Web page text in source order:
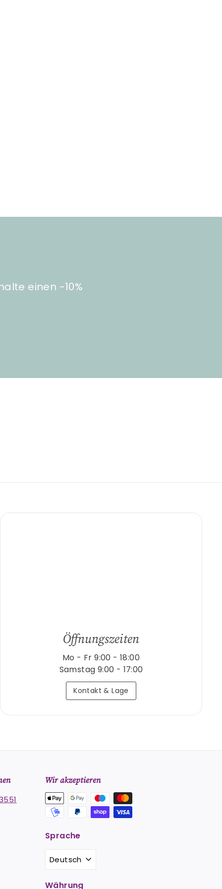
einen -10%
Öffnungszeiten
Mo - Fr 9:00 - 18:00
Samstag 9:00 - 17:00
Kontakt & Lage
Wir akzeptieren
Sprache
Deutsch
Währung